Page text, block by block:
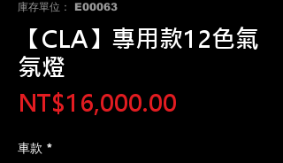
庫存單位： E00063
【CLA】專用款12色氣
氛燈
NT$16,000.00
車款 *